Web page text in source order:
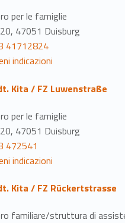
per le famiglie
47051 Duisburg
41712824
indicazioni
Kita / FZ Luwenstraße
per le famiglie
47051 Duisburg
472541
indicazioni
Kita / FZ Rückertstrasse
familiare/struttura di